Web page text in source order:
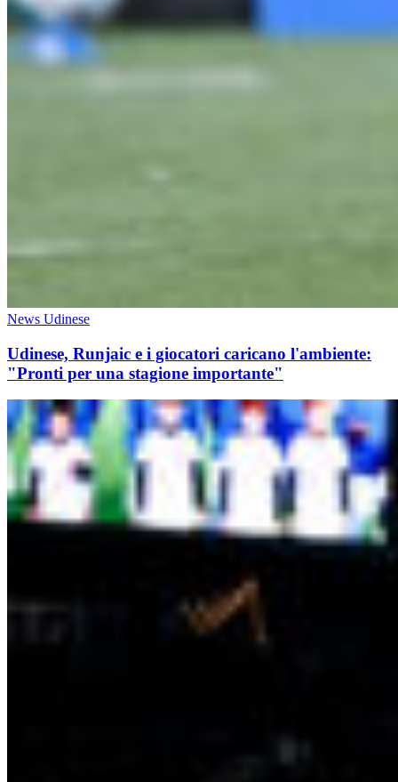
News Udinese
Udinese, Runjaic e i giocatori caricano l'ambiente:
"Pronti per una stagione importante"